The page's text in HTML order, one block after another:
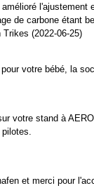
de carbone étant
Trikes (2022-06-25)
votre bébé, la
votre stand à
et merci pour